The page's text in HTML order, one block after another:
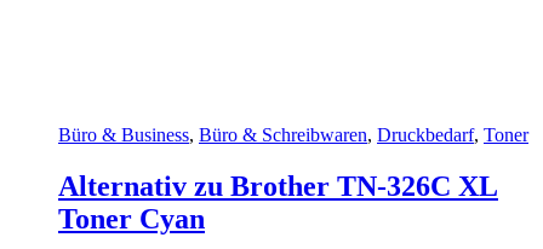
Büro & Business, Büro & Schreibwaren, Druckbedarf, Toner
Alternativ zu Brother TN-326C XL
Toner Cyan